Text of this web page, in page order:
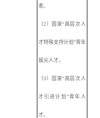
者。
（2）国家“高层次人
才特殊支持计划”青年
拔尖人才。
（3）国家“高层次人
才引进计划”青年人
才。